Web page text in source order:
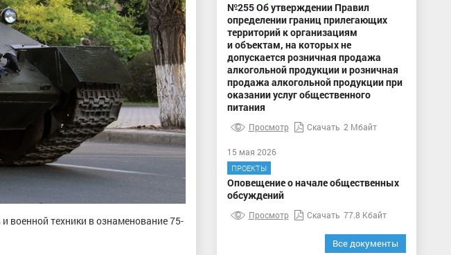
военной техники в ознаменование 75-
№255 Об утверждении Правил
определении границ прилегающих
территорий к организациям
и объектам, на которых не
допускается розничная продажа
алкогольной продукции и розничная
продажа алкогольной продукции при
оказании услуг общественного
питания
Просмотр Скачать 2 Мбайт
15 мая 2026
ПРОЕКТЫ
Оповещение о начале общественных
обсуждений
Просмотр Скачать 77.8 Кбайт
Все документы